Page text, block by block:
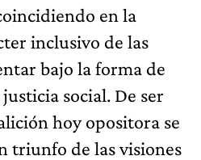
en la
inclusivo de las
bajo la forma de
social. De ser
hoy opositora se
triunfo de las visiones